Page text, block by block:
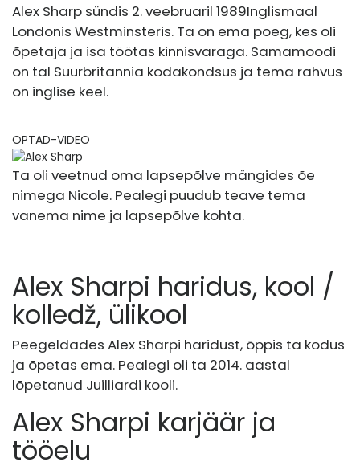
Alex Sharp sündis 2. veebruaril 1989Inglismaal
Londonis Westminsteris. Ta on ema poeg, kes oli
õpetaja ja isa töötas kinnisvaraga. Samamoodi
on tal Suurbritannia kodakondsus ja tema rahvus
on inglise keel.
OPTAD-VIDEO
Ta oli veetnud oma lapsepõlve mängides õe
nimega Nicole. Pealegi puudub teave tema
vanema nime ja lapsepõlve kohta.
Alex Sharpi haridus, kool /
kolledž, ülikool
Peegeldades Alex Sharpi haridust, õppis ta kodus
ja õpetas ema. Pealegi oli ta 2014. aastal
lõpetanud Juilliardi kooli.
Alex Sharpi karjäär ja
tööelu